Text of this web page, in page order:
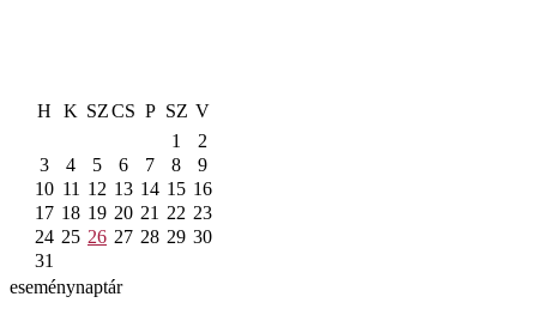
H K SZCS P SZ V
1
2
3
4 5 6 7 8
9
10 11 12 13 14 15 16
17 18 19 20 21 22 23
24 25 26 27 28 29 30
31
eseménynaptár